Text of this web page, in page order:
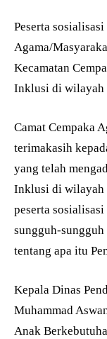
Peserta
Agama/
Kecamatan
Inklusi di wilayah
Camat Cempaka
terimakasih
yang telah
Inklusi di wilayah
peserta
sungguh-
tentang apa itu
Kepala Dinas
Muhammad
Anak